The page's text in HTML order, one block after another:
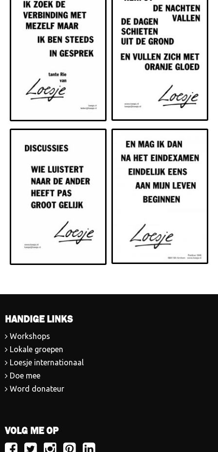
HANDIGE LINKS
Workshops
Lokale groepen
Loesje internationaal
Doe mee
Word donateur
VOLG ME OP
VolgVolgVolgVolgVolg